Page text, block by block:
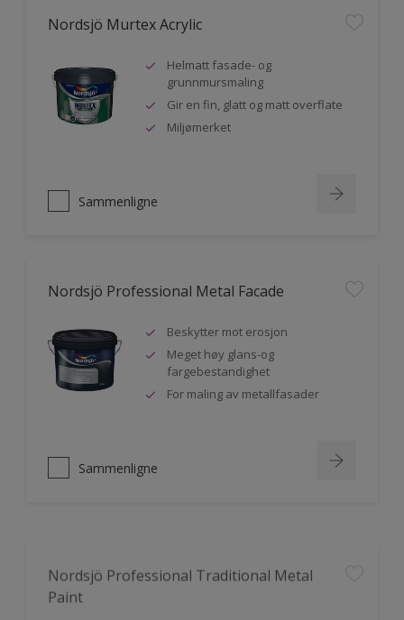
Nordsjö Murtex Acrylic
Helmatt fasade- og
grunnmursmaling
Gir en fin, glatt og matt overflate
Miljømerket
Sammenligne
Nordsjö Professional Metal Facade
Beskytter mot erosjon
Meget høy glans-og
fargebestandighet
For maling av metallfasader
Sammenligne
Paint